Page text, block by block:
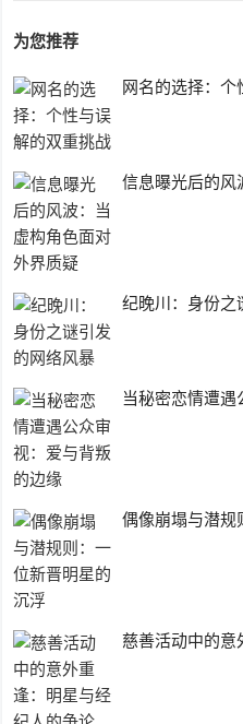
为您推荐
网名的选择：
信息曝光后的风
纪晚川：身份之
当秘密恋情遭
偶像崩塌与潜规
慈善活动中的意